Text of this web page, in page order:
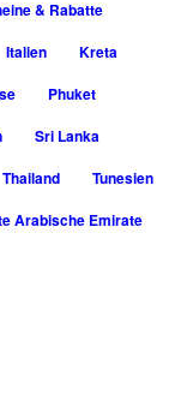
& Rabatte
Italien
Kreta
Phuket
Sri Lanka
Thailand
Tunesien
Arabische Emirate